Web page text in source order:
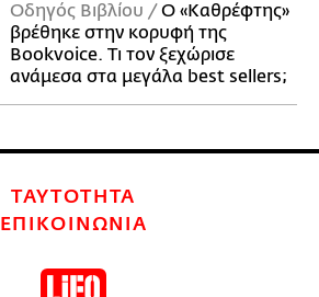
Οδηγός Βιβλίου
Ο «Καθρέφτης»
βρέθηκε στην κορυφή της
Bookvoice. Τι τον ξεχώρισε
ανάμεσα στα μεγάλα best sellers;
ΤΑΥΤΟΤΗΤΑ
ΕΠΙΚΟΙΝΩΝΙΑ